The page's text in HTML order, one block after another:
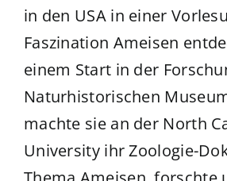
in den USA in einer
Faszination Ameisen
einem Start in der
Naturhistorischen
machte sie an der North
University ihr Zoologie-